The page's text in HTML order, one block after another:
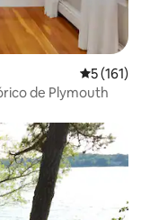
5 de uma
5 (161)
de Plymouth